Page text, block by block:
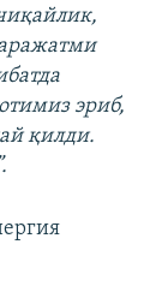
эриб,
қилди.